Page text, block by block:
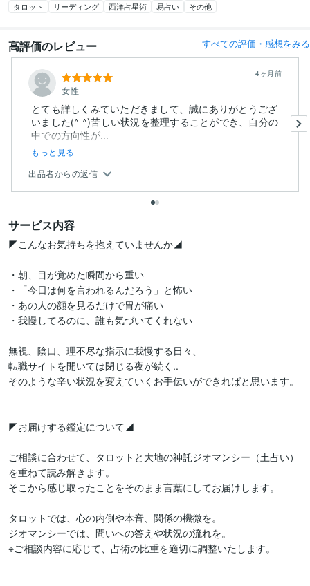
タロット リーディング 西洋占星術 易占い その他
高評価のレビュー すべての評価・感想をみる
女性
4ヶ月前
とても詳しくみていただきまして、誠にありがとうござ
いました(^ ^)苦しい状況を整理することができ、自分の
中での方向性が...
もっと見る
出品者からの返信
サービス内容
◤こんなお気持ちを抱えていませんか◢
・朝、目が覚めた瞬間から重い
・「今日は何を言われるんだろう」と怖い
・あの人の顔を見るだけで胃が痛い
・我慢してるのに、誰も気づいてくれない
無視、陰口、理不尽な指示に我慢する日々、
転職サイトを開いては閉じる夜が続く..
そのような辛い状況を変えていくお手伝いができればと思います。
◤お届けする鑑定について◢
ご相談に合わせて、タロットと大地の神託ジオマンシー（土占い）
を重ねて読み解きます。
そこから感じ取ったことをそのまま言葉にしてお届けします。
タロットでは、心の内側や本音、関係の機微を。
ジオマンシーでは、問いへの答えや状況の流れを。
※ご相談内容に応じて、占術の比重を適切に調整いたします。